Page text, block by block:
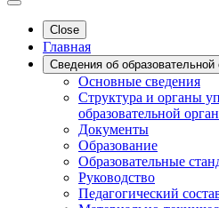
Close
Главная
Сведения об образовательной
Основные сведения
Структура и органы
образовательной
Документы
Образование
Образовательные
Руководство
Педагогический